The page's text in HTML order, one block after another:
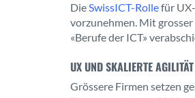
DieSwissICT-Rollefür
vorzunehmen. Mit
«Berufe der ICT»
UX UND SKALIERTE AGILITÄT
Grössere Firmen setzen